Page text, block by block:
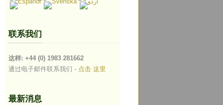
联系我们
这样: +44 (0) 1983 281662
通过电子邮件联系我们 - 点击 这里
最新消息